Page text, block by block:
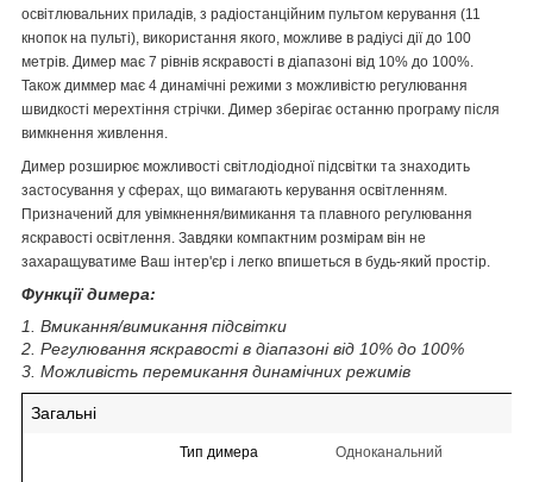
освітлювальних приладів, з радіостанційним пультом керування (11
кнопок на пульті), використання якого, можливе в радіусі дії до 100
метрів. Димер має 7 рівнів яскравості в діапазоні від 10% до 100%.
Також диммер має 4 динамічні режими з можливістю регулювання
швидкості мерехтіння стрічки. Димер зберігає останню програму після
вимкнення живлення.
Димер розширює можливості світлодіодної підсвітки та знаходить
застосування у сферах, що вимагають керування освітленням.
Призначений для увімкнення/вимикання та плавного регулювання
яскравості освітлення. Завдяки компактним розмірам він не
захаращуватиме Ваш інтер'єр і легко впишеться в будь-який простір.
Функції димера:
1. Вмикання/вимикання підсвітки
2. Регулювання яскравості в діапазоні від 10% до 100%
3. Можливість перемикання динамічних режимів
Загальні
Тип димера Одноканальний